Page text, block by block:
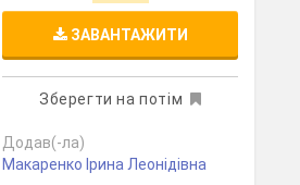
ЗАВАНТАЖИТИ
Зберегти на потім
Додав(-ла)
Макаренко Ірина Леонідівна